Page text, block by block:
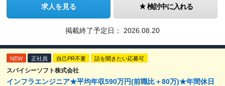
求人を見る 検討中に入れる
掲載終了予定日： 2026.08.20
NEW 正社員 自己PR不要 話を聞きたい応募可
スパイシーソフト株式会社
インフラエンジニア★平均年収590万円(前職比＋80万)★年間休日